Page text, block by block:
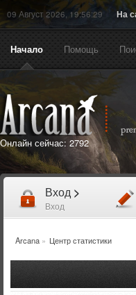
09 Август 2026, 19:56:29 На
Начало Помощь
Онлайн сейчас: 2792
Вход >
Вход
Arcana» Центр статистики